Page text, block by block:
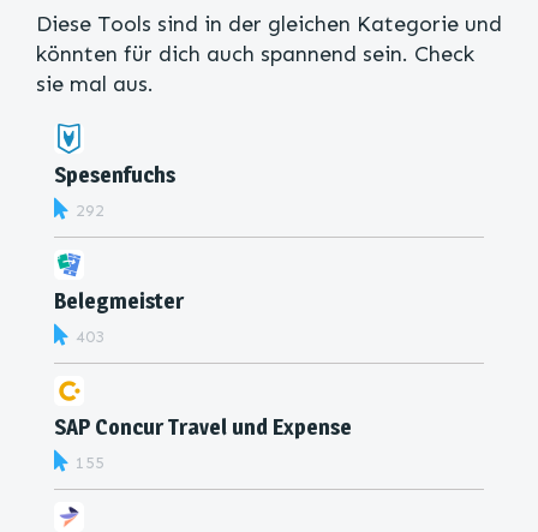
Diese Tools sind in der gleichen Kategorie und
könnten für dich auch spannend sein. Check
sie mal aus.
Spesenfuchs
292
Belegmeister
403
SAP Concur Travel und Expense
155